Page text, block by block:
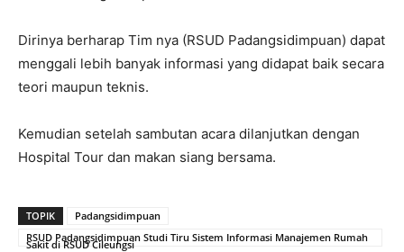
Dirinya berharap Tim nya (RSUD Padangsidimpuan) dapat
menggali lebih banyak informasi yang didapat baik secara
teori maupun teknis.
Kemudian setelah sambutan acara dilanjutkan dengan
Hospital Tour dan makan siang bersama.
TOPIK
Padangsidimpuan
RSUD Padangsidimpuan Studi Tiru Sistem Informasi Manajemen Rumah
Sakit di RSUD Cileungsi